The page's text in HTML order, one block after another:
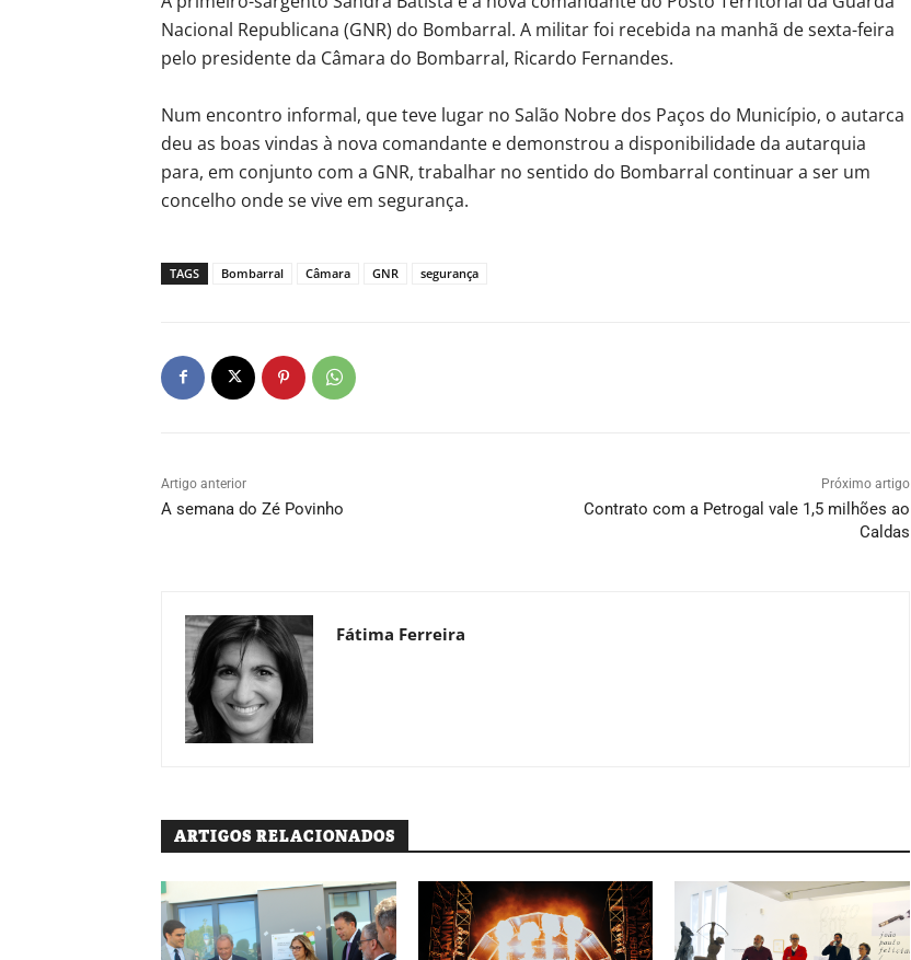
Nacional Republicana (GNR) do Bombarral. A militar foi recebida na manhã de sexta-feira
pelo presidente da Câmara do Bombarral, Ricardo Fernandes.
Num encontro informal, que teve lugar no Salão Nobre dos Paços do Município, o autarca
deu as boas vindas à nova comandante e demonstrou a disponibilidade da autarquia
para, em conjunto com a GNR, trabalhar no sentido do Bombarral continuar a ser um
concelho onde se vive em segurança.
TAGS Bombarral Câmara GNR segurança
Artigo anterior
A semana do Zé Povinho
Próximo artigo
Contrato com a Petrogal vale 1,5 milhões ao
Caldas
Fátima Ferreira
ARTIGOS RELACIONADOS